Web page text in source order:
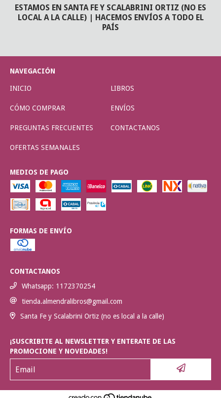
ESTAMOS EN SANTA FE Y SCALABRINI ORTIZ (NO ES
LOCAL A LA CALLE) | HACEMOS ENVÍOS A TODO EL
PAÍS
NAVEGACIÓN
INICIO LIBROS
CÓMO COMPRAR ENVÍOS
PREGUNTAS FRECUENTES CONTACTANOS
OFERTAS SEMANALES
MEDIOS DE PAGO
FORMAS DE ENVÍO
CONTACTANOS
Whatsapp: 1172370254
tienda.almendralibros@gmail.com
Santa Fe y Scalabrini Ortiz (no es local a la calle)
¡SUSCRIBITE AL NEWSLETTER Y ENTERATE DE LAS
PROMOCIONE Y NOVEDADES!